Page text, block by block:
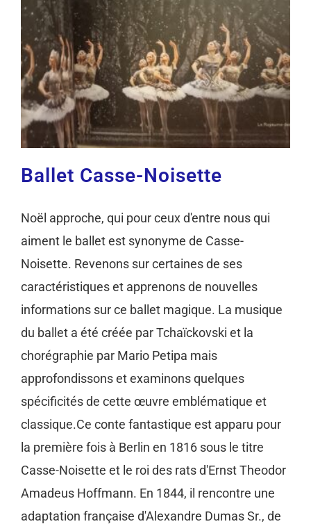
Ballet Casse-Noisette
Noël approche, qui pour ceux d'entre nous qui
aiment le ballet est synonyme de Casse-
Noisette. Revenons sur certaines de ses
caractéristiques et apprenons de nouvelles
informations sur ce ballet magique. La musique
du ballet a été créée par Tchaïckovski et la
chorégraphie par Mario Petipa mais
approfondissons et examinons quelques
spécificités de cette œuvre emblématique et
classique.Ce conte fantastique est apparu pour
la première fois à Berlin en 1816 sous le titre
Casse-Noisette et le roi des rats d'Ernst Theodor
Amadeus Hoffmann. En 1844, il rencontre une
adaptation française d'Alexandre Dumas Sr., de